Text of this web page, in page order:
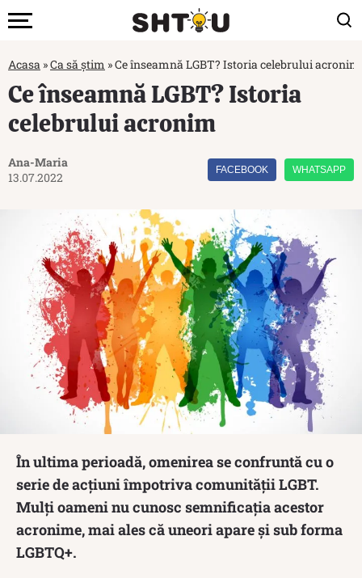
Acasa »Ca să știm »Ce înseamnă LGBT? Istoria celebrului acronim
Ce înseamnă LGBT? Istoria
celebrului acronim
Ana-Maria
13.07.2022
FACEBOOK WHATSAPP
În ultima perioadă, omenirea se confruntă cu o
serie de acțiuni împotriva comunității LGBT.
Mulți oameni nu cunosc semnificația acestor
acronime, mai ales că uneori apare și sub forma
LGBTQ+.